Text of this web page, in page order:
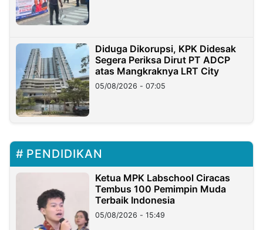
Diduga Dikorupsi, KPK Didesak
Segera Periksa Dirut PT ADCP
atas Mangkraknya LRT City
05/08/2026 - 07:05
PENDIDIKAN
Ketua MPK Labschool Ciracas
Tembus 100 Pemimpin Muda
Terbaik Indonesia
05/08/2026 - 15:49